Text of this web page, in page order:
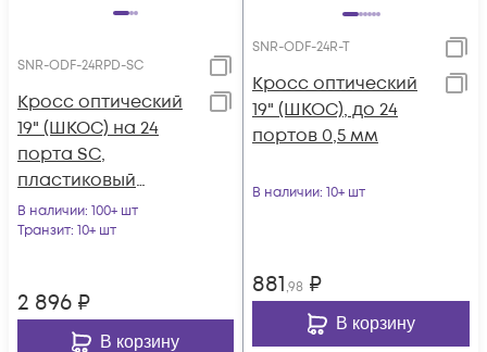
SNR-ODF-24RPD-SC
Кросс оптический
19" (ШКОС) на 24
порта SC,
пластиковый
выдвижной, 1U
В наличии: 100+ шт
Транзит: 10+ шт
2 896 ₽
В корзину
SNR-ODF-24R-T
Кросс оптический
19" (ШКОС), до 24
портов 0,5 мм
В наличии: 10+ шт
881,98 ₽
В корзину